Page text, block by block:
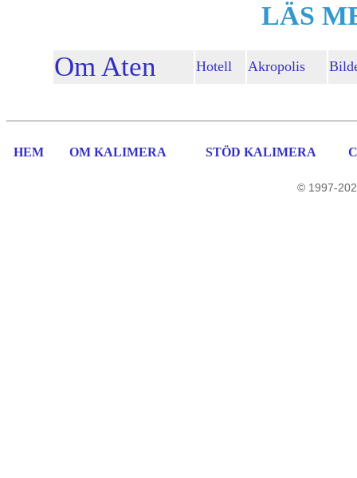
LÄS
Om Aten Hotell Akropolis
HEM OM KALIMERA STÖD KALIMERA
© 1997-